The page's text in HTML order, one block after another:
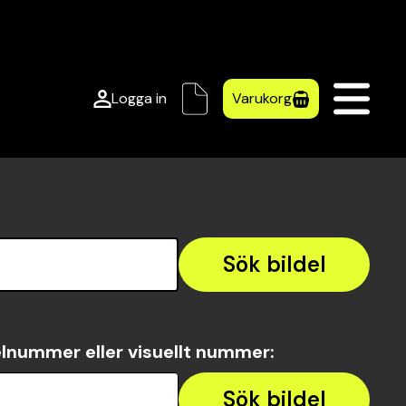
Logga in Varukorg
Sök bildel
eller visuellt nummer:
Sök bildel